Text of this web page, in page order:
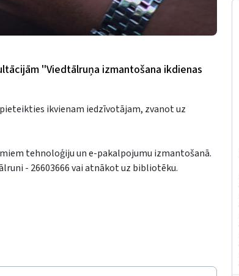
''Viedtālruņa izmantošana ikdienas
ikvienam iedzīvotājam, zvanot uz
tehnoloģiju un e-pakalpojumu izmantošanā.
- 26603666 vai atnākot uz bibliotēku.